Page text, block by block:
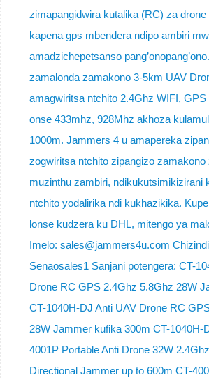
zimapangidwira kutalika (RC) za drone
kapena gps mbendera ndipo ambiri
amadzichepetsanso
zamalonda zamakono 3-5km UAV
amagwiritsa ntchito 2.4Ghz WIFI,
onse 433mhz, 928Mhz akhoza
1000m. Jammers 4 u amapereka
zogwiritsa ntchito zipangizo zamakono
muzinthu zambiri, ndikukutsimikizirani
ntchito yodalirika ndi kukhazikika.
lonse kudzera ku DHL, mitengo ya
Imelo: sales@jammers4u.com
Senaosales1 Sanjani potengera: CT-
Drone RC GPS 2.4Ghz 5.8Ghz 28W
CT-1040H-DJ Anti UAV Drone RC
28W Jammer kufika 300m CT-1040H-
4001P Portable Anti Drone 32W
Directional Jammer up to 600m CT-